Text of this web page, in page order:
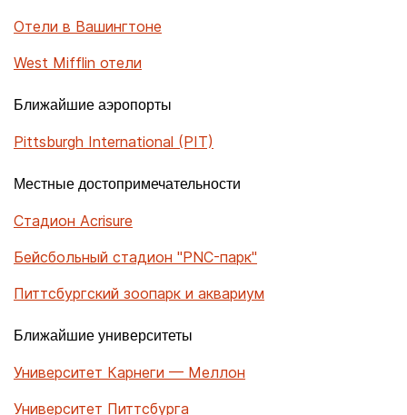
Отели в Вашингтоне
West Mifflin отели
Ближайшие аэропорты
Pittsburgh International (PIT)
Местные достопримечательности
Стадион Acrisure
Бейсбольный стадион "PNC-парк"
Питтсбургский зоопарк и аквариум
Ближайшие университеты
Университет Карнеги — Меллон
Университет Питтсбурга